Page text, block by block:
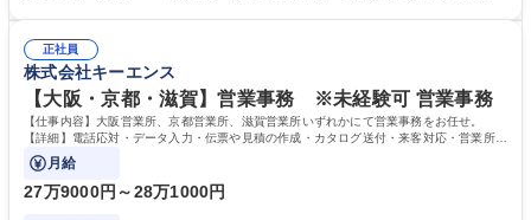
平均100件前後■メール・手紙：同上40件前後 募集職種 中野本社【お客様
相談室】お客様のお声をもとにより良い商品づくりへ貢献
すのでご安心ください。 【当社について】キリングループの広報機能を担
う会社として、お客様との出会いを大切にし、磨き上げたホスピタリティ
を込めてコミュニケーションをとりながら広報関連業務を行っておりま
す。 学歴・資格 学歴：大学院 大学 高専 短大 専修学校 高校 語学力： 資
格：
正社員
株式会社キーエンス
【大阪・京都・滋賀】営業事務 ※未経験可 営業事務
【仕事内容】大阪営業所、京都営業所、滋賀営業所いずれかにて営業事務をお任せ。
【詳細】電話応対・データ入力・伝票や見積の作成・カタログ送付・来客対応・営業所内
で発生する事務業務や業務改善をお任せ。
月給
27万9000円～28万1000円